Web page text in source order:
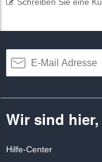
Schreiben Sie eine
Wir sind
Hilfe-Center